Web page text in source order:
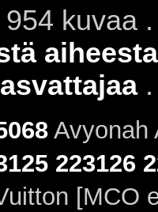
954 kuvaa
aiheesta
Avyonah
223126
[MCO